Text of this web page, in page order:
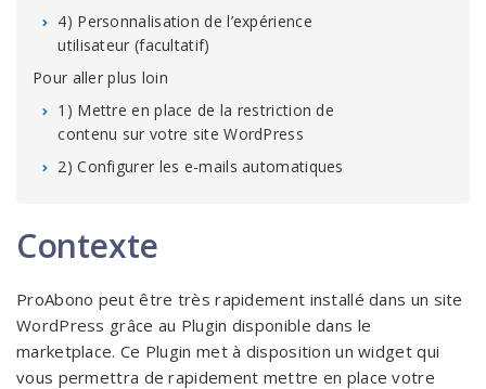
4) Personnalisation de l’expérience
utilisateur (facultatif)
Pour aller plus loin
1) Mettre en place de la restriction de
contenu sur votre site WordPress
2) Configurer les e-mails automatiques
Contexte
ProAbono peut être très rapidement installé dans un site
WordPress grâce au Plugin disponible dans le
marketplace. Ce Plugin met à disposition un widget qui
vous permettra de rapidement mettre en place votre